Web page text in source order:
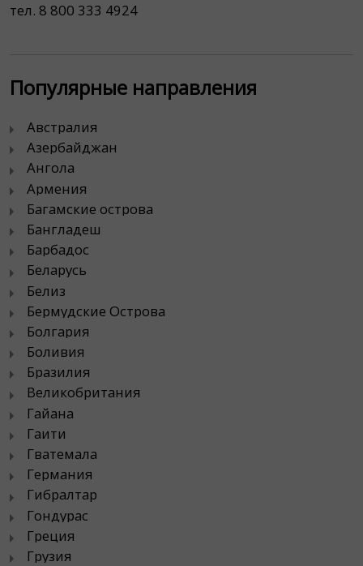
тел. 8 800 333 4924
Популярные направления
Австралия
Азербайджан
Ангола
Армения
Багамские острова
Бангладеш
Барбадос
Беларусь
Белиз
Бермудские Острова
Болгария
Боливия
Бразилия
Великобритания
Гайана
Гаити
Гватемала
Германия
Гибралтар
Гондурас
Греция
Грузия